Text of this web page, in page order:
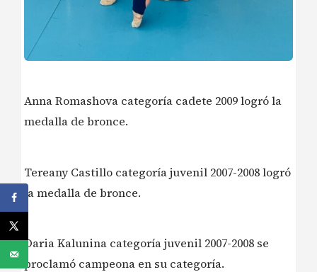
Anna Romashova categoría cadete 2009 logró la
medalla de bronce.
Tereany Castillo categoría juvenil 2007-2008 logró
la medalla de bronce.
Daria Kalunina categoría juvenil 2007-2008 se
proclamó campeona en su categoría.